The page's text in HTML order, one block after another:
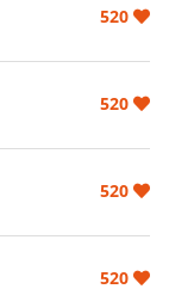
520
520
520
520